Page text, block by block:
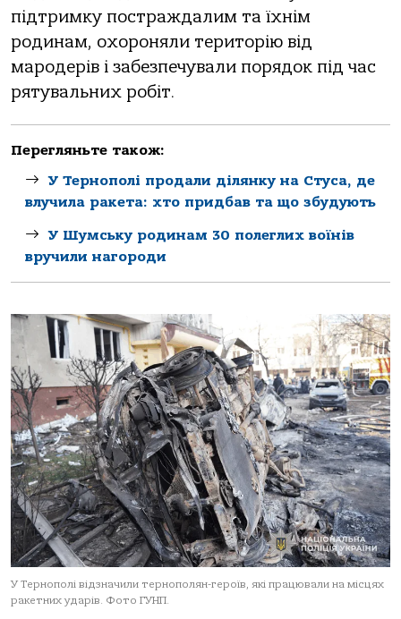
підтримку постраждалим та їхнім
родинам, охороняли територію від
мародерів і забезпечували порядок під час
рятувальних робіт.
Перегляньте також:
У Тернополі продали ділянку на Стуса, де
влучила ракета: хто придбав та що збудують
У Шумську родинам 30 полеглих воїнів
вручили нагороди
У Тернополі відзначили тернополян-героїв, які працювали на місцях
ракетних ударів. Фото ГУНП.